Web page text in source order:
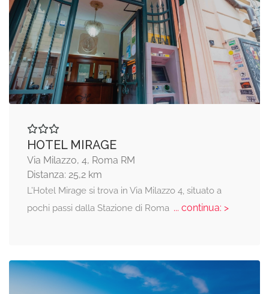
HOTEL MIRAGE
Via Milazzo, 4, Roma RM
Distanza: 25,2 km
L’Hotel Mirage si trova in Via Milazzo 4, situato a
pochi passi dalla Stazione di Roma... continua: >